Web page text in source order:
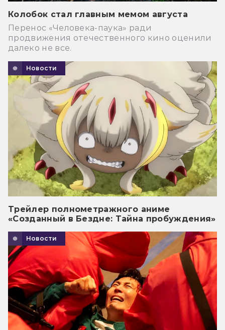
Колобок стал главным мемом августа
Перенос «Человека-паука» ради
продвижения отечественного кино оценили
далеко не все.
Новости
Трейлер полнометражного аниме
«Созданный в Бездне: Тайна пробуждения»
Новости